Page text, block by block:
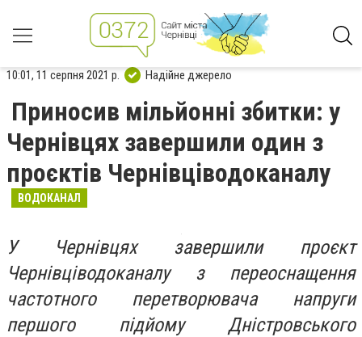
10:01, 11 серпня 2021 р. Надійне джерело
Приносив мільйонні збитки: у
Чернівцях завершили один з
проєктів Чернівціводоканалу
ВОДОКАНАЛ
У Чернівцях завершили проєкт
Чернівціводоканалу з переоснащення
частотного перетворювача напруги
першого підйому Дністровського